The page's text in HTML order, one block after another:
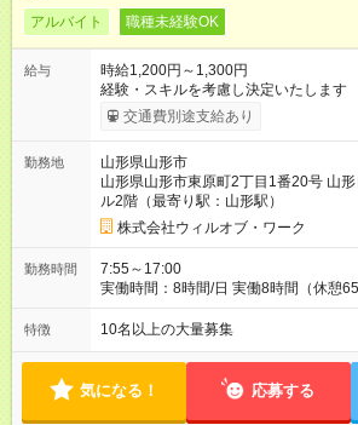
アルバイト 職種未経験OK
給与
時給1,200円～1,300円
経験・スキルを考慮し決定いたします 【試用期間】試用期間あ
り 試用期間の長さ：1ヶ月 雇用形態、
す。
交通費別途支給あり
勤務地
山形県山形市
山形県山形市東原町2丁目1番20号 山
ル2階（最寄り駅：山形駅）
株式会社ウィルオブ・ワーク
勤務時間
7:55～17:00
実働時間：8時間/日 実働8時間（休憩
あり（有給） 残業月5～10時間未満
特徴 10名以上の大量募集
気になる！ 応募する